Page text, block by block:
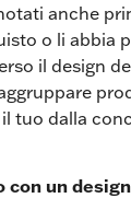
anche
o li abbia
il design
tuo dalla
con un